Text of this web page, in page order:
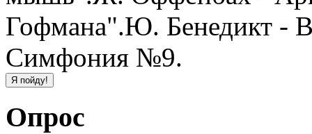
Гофмана".Ю. Бенедикт -
Симфония №9.
Опрос